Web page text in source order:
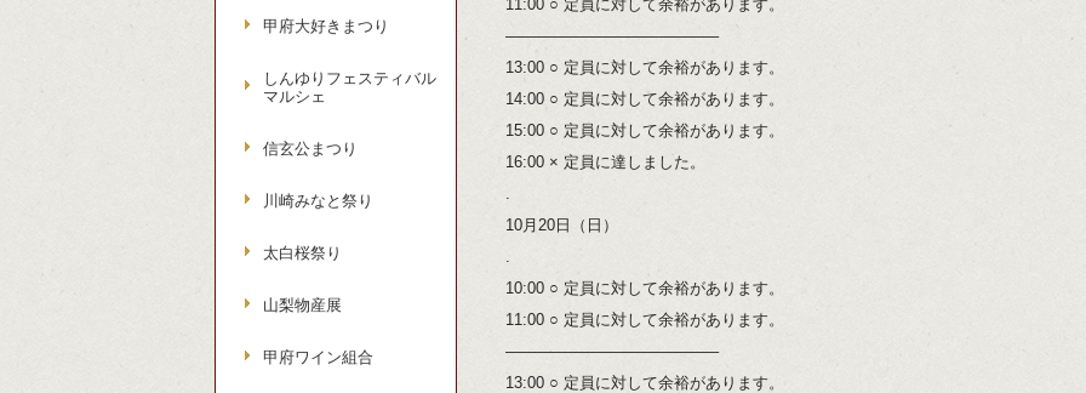
11:00 ○ 定員に対して余裕があります。
—————————————–
13:00 ○ 定員に対して余裕があります。
14:00 ○ 定員に対して余裕があります。
15:00 ○ 定員に対して余裕があります。
16:00 × 定員に達しました。
.
10月20日（日）
.
10:00 ○ 定員に対して余裕があります。
11:00 ○ 定員に対して余裕があります。
—————————————–
13:00 ○ 定員に対して余裕があります。
甲府大好きまつり
しんゆりフェスティバル
マルシェ
信玄公まつり
川崎みなと祭り
太白桜祭り
山梨物産展
甲府ワイン組合